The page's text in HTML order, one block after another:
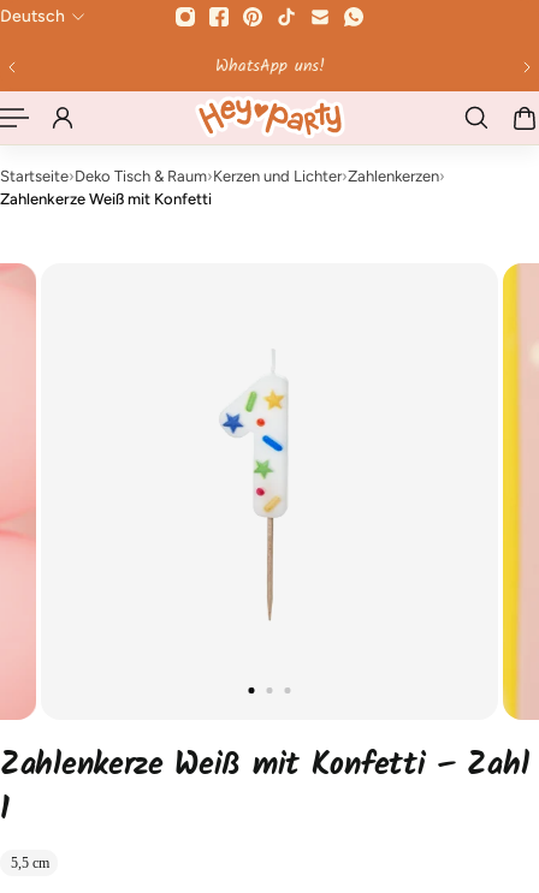
Bis 12 Uhr bestellt - werktags am selben Tag versendet!
Deutsch
Startseite›Deko Tisch & Raum›Kerzen und Lichter›Zahlenkerzen›
Zahlenkerze Weiß mit Konfetti
Zahlenkerze Weiß mit Konfetti – Zahl
1
5,5 cm